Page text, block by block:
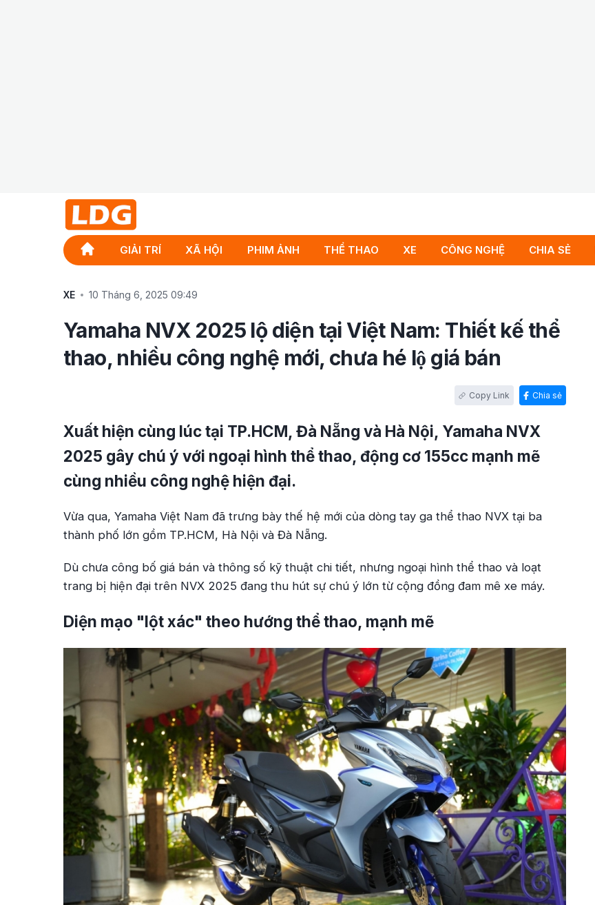
GIẢI TRÍ XÃ HỘI PHIM ẢNH THỂ THAO XE CÔNG NGHỆ CHIA SẺ
XE 10 Tháng 6, 2025 09:49
Yamaha NVX 2025 lộ diện tại Việt Nam: Thiết kế thể
thao, nhiều công nghệ mới, chưa hé lộ giá bán
Chia sẻ
Xuất hiện cùng lúc tại TP.HCM, Đà Nẵng và Hà Nội, Yamaha NVX
2025 gây chú ý với ngoại hình thể thao, động cơ 155cc mạnh mẽ
cùng nhiều công nghệ hiện đại.
Vừa qua, Yamaha Việt Nam đã trưng bày thế hệ mới của dòng tay ga thể thao NVX tại ba
thành phố lớn gồm TP.HCM, Hà Nội và Đà Nẵng.
Dù chưa công bố giá bán và thông số kỹ thuật chi tiết, nhưng ngoại hình thể thao và loạt
trang bị hiện đại trên NVX 2025 đang thu hút sự chú ý lớn từ cộng đồng đam mê xe máy.
Diện mạo "lột xác" theo hướng thể thao, mạnh mẽ